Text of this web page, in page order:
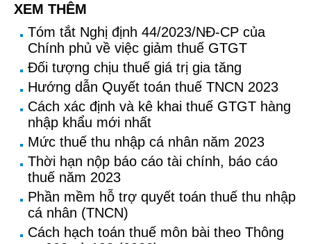
XEM THÊM
Tóm tắt Nghị định 44/2023/NĐ-CP của
Chính phủ về việc giảm thuế GTGT
Đối tượng chịu thuế giá trị gia tăng
Hướng dẫn Quyết toán thuế TNCN 2023
Cách xác định và kê khai thuế GTGT hàng
nhập khẩu mới nhất
Mức thuế thu nhập cá nhân năm 2023
Thời hạn nộp báo cáo tài chính, báo cáo
thuế năm 2023
Phần mềm hỗ trợ quyết toán thuế thu nhập
cá nhân (TNCN)
Cách hạch toán thuế môn bài theo Thông